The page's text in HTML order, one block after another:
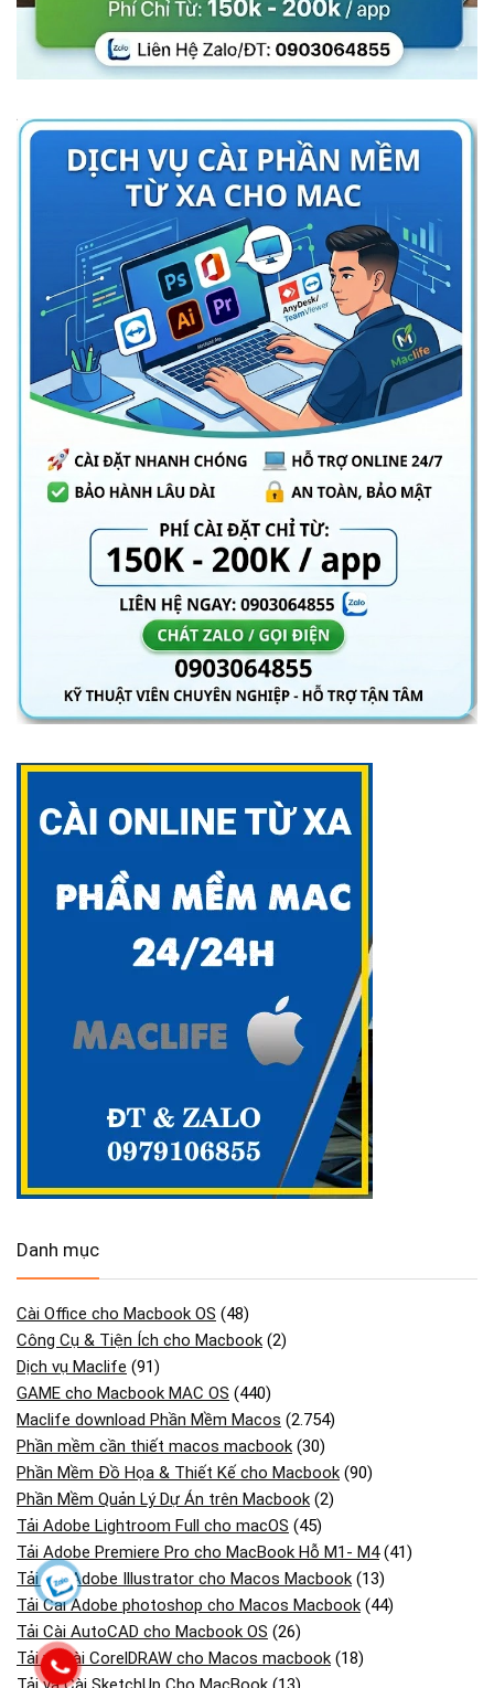
Danh mục
Cài Office cho Macbook OS (48)
Công Cụ & Tiện Ích cho Macbook (2)
Dịch vụ Maclife (91)
GAME cho Macbook MAC OS (440)
Maclife download Phần Mềm Macos (2.754)
Phần mềm cần thiết macos macbook (30)
Phần Mềm Đồ Họa & Thiết Kế cho Macbook (90)
Phần Mềm Quản Lý Dự Án trên Macbook (2)
Tải Adobe Lightroom Full cho macOS (45)
Tải Adobe Premiere Pro cho MacBook Hỗ M1- M4(41)
Tải Cài Adobe Illustrator cho Macos Macbook (13)
Tải Cài Adobe photoshop cho Macos Macbook (44)
Tải Cài AutoCAD cho Macbook OS (26)
Tải và cài CorelDRAW cho Macos macbook (18)